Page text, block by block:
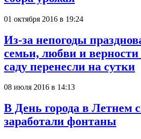
01 октября 2016 в 19:24
Из-за непогоды
семьи, любви и
саду перенесли на сутки
08 июля 2016 в 14:13
В День города в Летнем
заработали фонтаны